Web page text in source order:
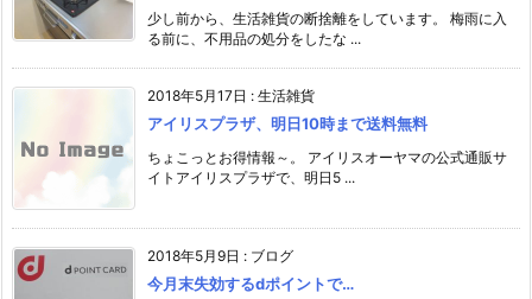
少し前から、生活雑貨の断捨離をしています。 梅雨に入
る前に、不用品の処分をしたな ...
2018年5月17日 : 生活雑貨
アイリスプラザ、明日10時まで送料無料
ちょこっとお得情報～。 アイリスオーヤマの公式通販サ
イトアイリスプラザで、明日5 ...
2018年5月9日 : ブログ
今月末失効するdポイントで…